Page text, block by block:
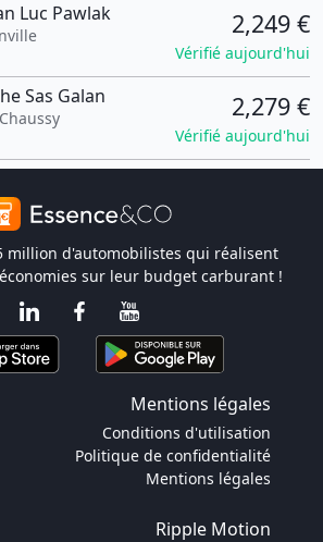
Luc Pawlak 2,249 €
Vérifié aujourd'hui
Sas Galan 2,279 €
Vérifié aujourd'hui
million d'automobilistes qui réalisent
sur leur budget carburant !
Mentions légales
Conditions d'utilisation
Politique de confidentialité
Mentions légales
Ripple Motion